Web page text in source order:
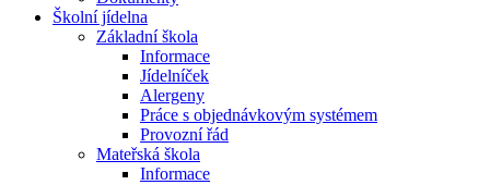
Školní jídelna
Základní škola
Informace
Jídelníček
Alergeny
Práce s objednávkovým systémem
Provozní řád
Mateřská škola
Informace